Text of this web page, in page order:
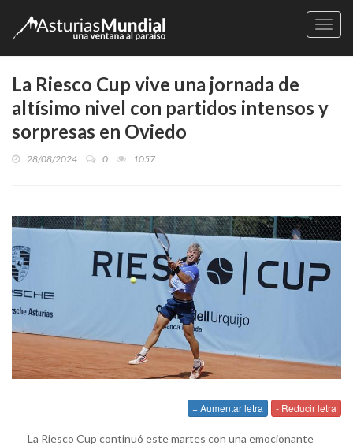
La Riesco Cup vive una jornada de
altísimo nivel con partidos intensos y
sorpresas en Oviedo
28/08/2024 0 1057
+ Aumentar letra - Reducir letra
La Riesco Cup continuó este martes con una emocionante